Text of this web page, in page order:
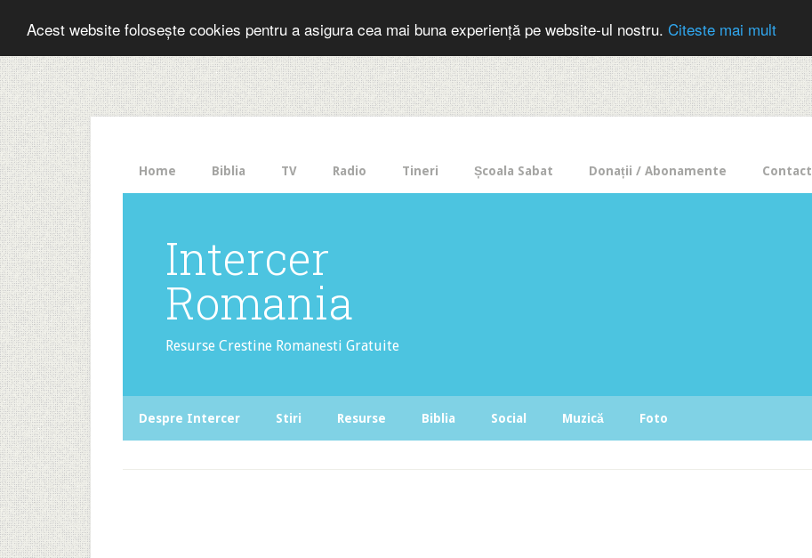
Acest website folosește cookies pentru a asigura cea mai buna experiență pe website-ul nostru. Citeste mai mult
The
HelloBar
- a
little
bar
that
gets
noticed!
Home Biblia TV Radio Tineri Școala Sabat Donații / Abonamente Contact
Intercer
Romania
Resurse Crestine Romanesti Gratuite
Despre Intercer Stiri Resurse Biblia Social Muzică Foto